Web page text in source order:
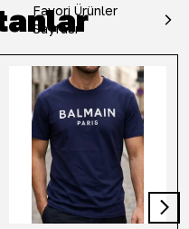
Favori Ürünler
Sayfası